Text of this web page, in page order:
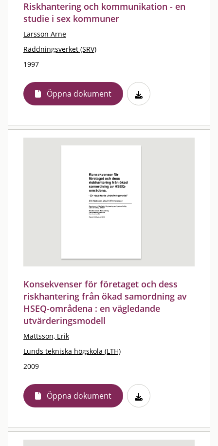
Riskhantering och kommunikation - en
studie i sex kommuner
Larsson Arne
Räddningsverket (SRV)
1997
Öppna dokument
Konsekvenser för företaget och dess
riskhantering från ökad samordning av
HSEQ-områdena : en vägledande
utvärderingsmodell
Mattsson, Erik
Lunds tekniska högskola (LTH)
2009
Öppna dokument